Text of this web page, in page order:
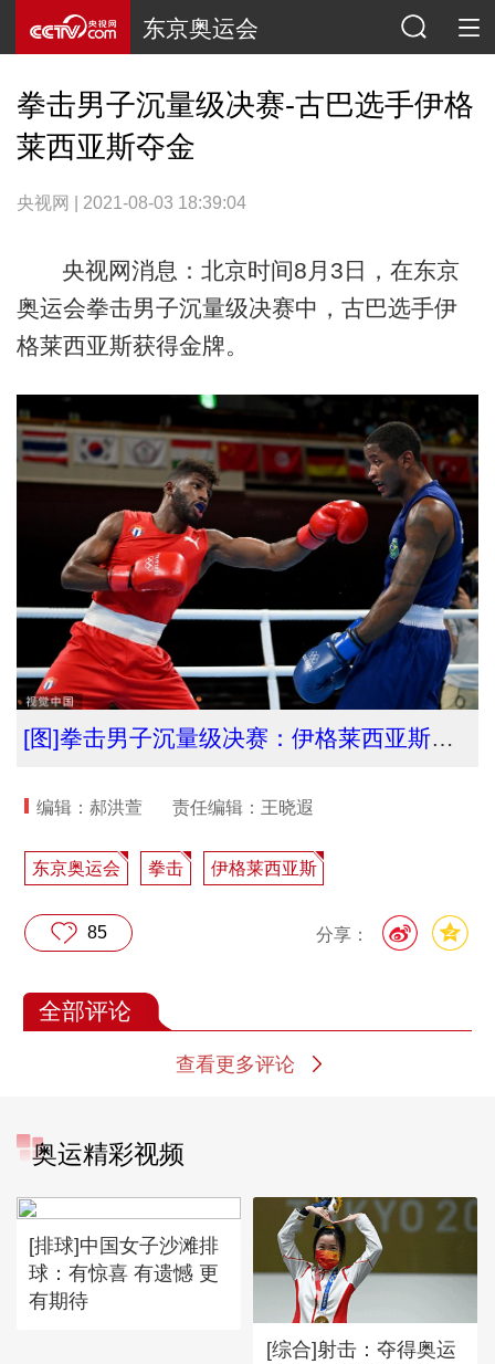
东京奥运会
拳击男子沉量级决赛-古巴选手伊格
莱西亚斯夺金
央视网 | 2021-08-03 18:39:04
央视网消息：北京时间8月3日，在东京
奥运会拳击男子沉量级决赛中，古巴选手伊
格莱西亚斯获得金牌。
[图]拳击男子沉量级决赛：伊格莱西亚斯夺金
编辑：郝洪萱 责任编辑：王晓遐
东京奥运会 拳击 伊格莱西亚斯
分享：
85
全部评论
查看更多评论
奥运精彩视频
[排球]中国女子沙滩排
球：有惊喜 有遗憾 更
有期待
[综合]射击：夺得奥运